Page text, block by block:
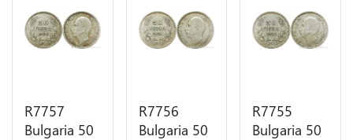
R7757
Bulgaria 50
R7756
Bulgaria 50
R7755
Bulgaria 50